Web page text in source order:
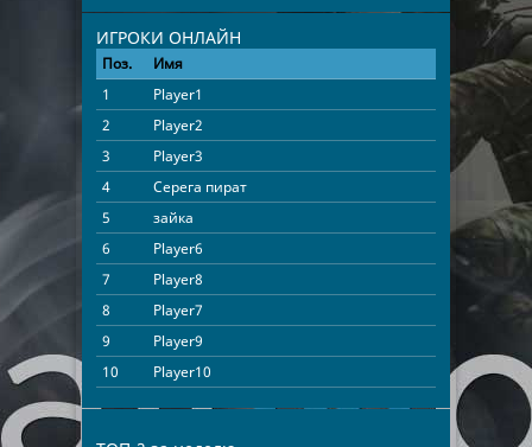
ИГРОКИ ОНЛАЙН
Поз. Имя
Время
1
Player1
15:44:09
2
Player2
3
Player3
15:11:56
4
Серега пират
5
зайка
08:21:19
6
Player6
7
Player8
8
Player7
05:49:19
9
Player9
10
Player10
05:12:42
11
nub8#YRS
04:24:26
01:33:28